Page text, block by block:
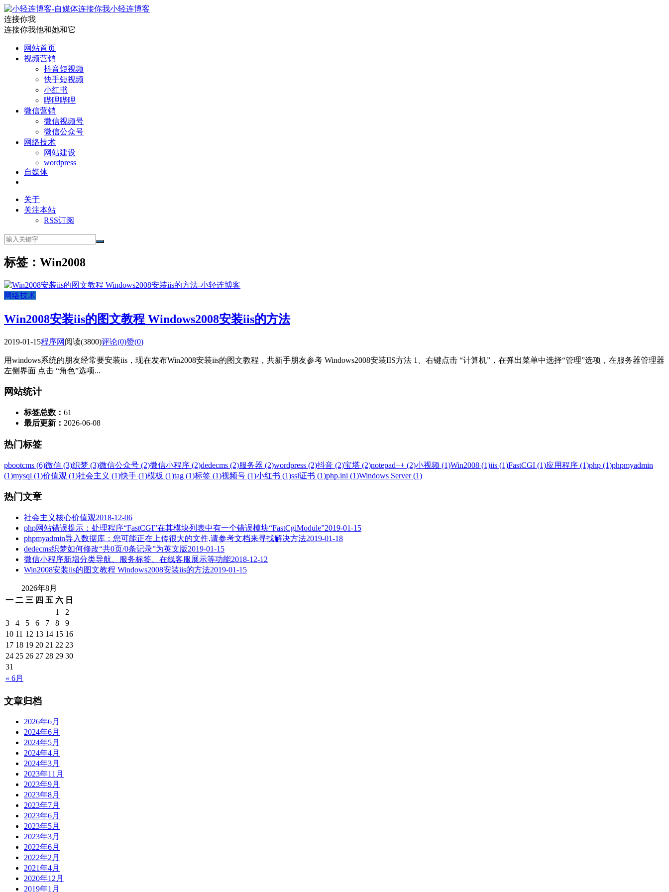
小轻连博客
连接你我
连接你我他和她和它
网站首页
视频营销
抖音短视频
快手短视频
小红书
哔哩哔哩
微信营销
微信视频号
微信公众号
网络技术
网站建设
wordpress
自媒体
关于
关注本站
RSS订阅
标签：Win2008
网络技术
Win2008安装iis的图文教程 Windows2008安装iis的方法
2019-01-15程序网 阅读(3800)评论(0)赞(0)
用windows系统的朋友经常要安装iis，现在发布Win2008安装iis的图文教程，共新手朋友参考 Windows2008安装IIS方法 1、右键点击 “计算机”，在弹出菜单中选择“管理”选项，在服务器管理器
左侧界面 点击 “角色”选项...
网站统计
标签总数： 61
最后更新： 2026-06-08
热门标签
pbootcms (6)微信 (3)织梦 (3)微信公众号 (2)微信小程序 (2)dedecms (2)服务器 (2)wordpress (2)抖音 (2)宝塔 (2)notepad++ (2)小视频 (1)Win2008 (1)iis (1)FastCGI (1)应用程序 (1)php (1)phpmyadmin
(1)mysql (1)价值观 (1)社会主义 (1)快手 (1)模板 (1)tag (1)标签 (1)视频号 (1)小红书 (1)ssl证书 (1)php.ini (1)Windows Server (1)
热门文章
社会主义核心价值观2018-12-06
php网站错误提示：处理程序“FastCGI”在其模块列表中有一个错误模块“FastCgiModule”2019-01-15
phpmyadmin导入数据库：您可能正在上传很大的文件,请参考文档来寻找解决方法2019-01-18
dedecms织梦如何修改“共0页/0条记录”为英文版2019-01-15
微信小程序新增分类导航、服务标签、在线客服展示等功能2018-12-12
Win2008安装iis的图文教程 Windows2008安装iis的方法2019-01-15
2026年8月
一 二 三 四 五 六 日
« 6月
1
2
3
4 5 6 7 8
9
10 11 12 13 14 15 16
17 18 19 20 21 22 23
24 25 26 27 28 29 30
31
文章归档
2026年6月
2024年6月
2024年5月
2024年4月
2024年3月
2023年11月
2023年9月
2023年8月
2023年7月
2023年6月
2023年5月
2023年3月
2022年6月
2022年2月
2021年4月
2020年12月
2019年1月